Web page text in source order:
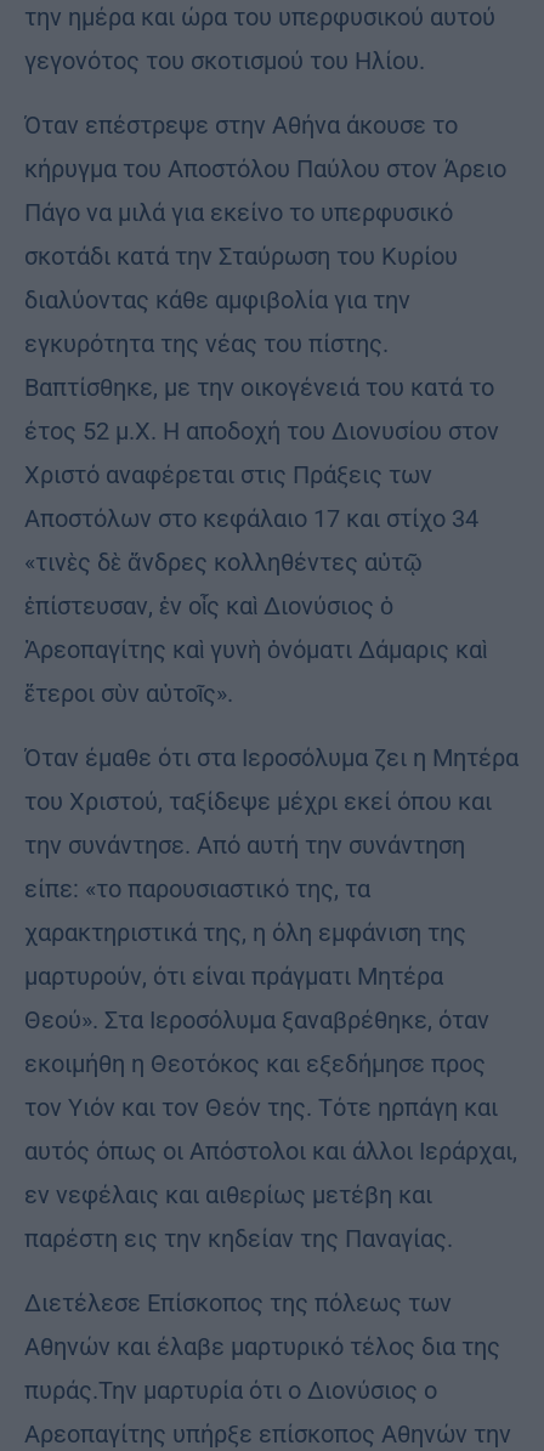
την ημέρα και ώρα του υπερφυσικού αυτού
γεγονότος του σκοτισμού του Ηλίου.
Όταν επέστρεψε στην Αθήνα άκουσε το
κήρυγμα του Αποστόλου Παύλου στον Άρειο
Πάγο να μιλά για εκείνο το υπερφυσικό
σκοτάδι κατά την Σταύρωση του Κυρίου
διαλύοντας κάθε αμφιβολία για την
εγκυρότητα της νέας του πίστης.
Βαπτίσθηκε, με την οικογένειά του κατά το
έτος 52 μ.Χ. Η αποδοχή του Διονυσίου στον
Χριστό αναφέρεται στις Πράξεις των
Αποστόλων στο κεφάλαιο 17 και στίχο 34
«τινὲς δὲ ἄνδρες κολληθέντες αὐτῷ
ἐπίστευσαν, ἐν οἷς καὶ Διονύσιος ὁ
Ἀρεοπαγίτης καὶ γυνὴ ὀνόματι Δάμαρις καὶ
ἕτεροι σὺν αὐτοῖς».
Όταν έμαθε ότι στα Ιεροσόλυμα ζει η Μητέρα
του Χριστού, ταξίδεψε μέχρι εκεί όπου και
την συνάντησε. Από αυτή την συνάντηση
είπε: «το παρουσιαστικό της, τα
χαρακτηριστικά της, η όλη εμφάνιση της
μαρτυρούν, ότι είναι πράγματι Μητέρα
Θεού». Στα Ιεροσόλυμα ξαναβρέθηκε, όταν
εκοιμήθη η Θεοτόκος και εξεδήμησε προς
τον Υιόν και τον Θεόν της. Τότε ηρπάγη και
αυτός όπως οι Απόστολοι και άλλοι Ιεράρχαι,
εν νεφέλαις και αιθερίως μετέβη και
παρέστη εις την κηδείαν της Παναγίας.
Διετέλεσε Επίσκοπος της πόλεως των
Αθηνών και έλαβε μαρτυρικό τέλος δια της
πυράς.Την μαρτυρία ότι ο Διονύσιος ο
Αρεοπαγίτης υπήρξε επίσκοπος Αθηνών την